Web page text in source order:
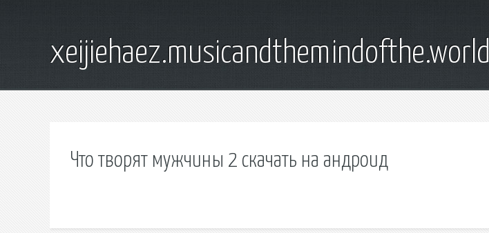
xeijiehaez.musicandthemindofthe.world
Что творят мужчины 2 скачать на андроид